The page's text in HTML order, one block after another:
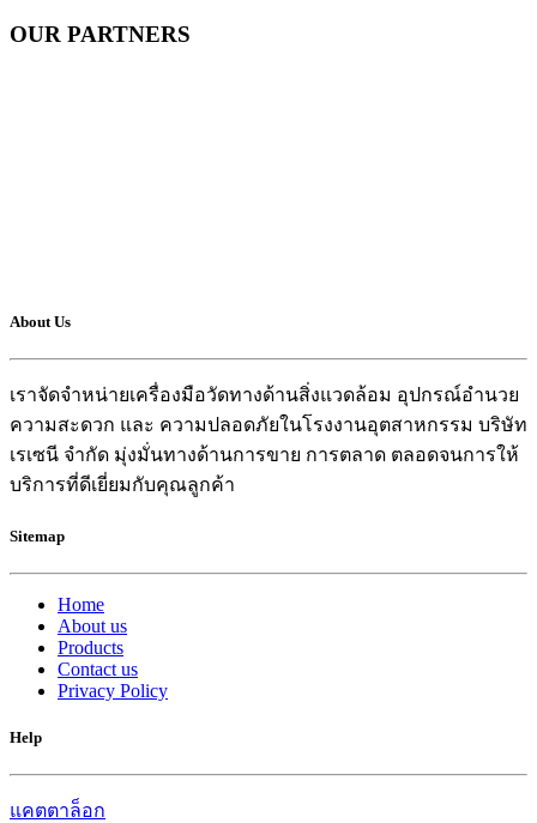
OUR PARTNERS
About Us
เราจัดจำหน่ายเครื่องมือวัดทางด้านสิ่งแวดล้อม อุปกรณ์อำนวย
ความสะดวก และ ความปลอดภัยในโรงงานอุตสาหกรรม บริษัท
เรเซนี จำกัด มุ่งมั่นทางด้านการขาย การตลาด ตลอดจนการให้
บริการที่ดีเยี่ยมกับคุณลูกค้า
Sitemap
Home
About us
Products
Contact us
Privacy Policy
Help
แคตตาล็อก